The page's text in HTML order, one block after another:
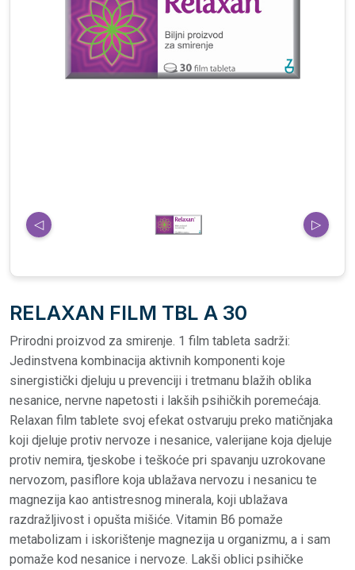
◁ ▷
RELAXAN FILM TBL A 30
Prirodni proizvod za smirenje. 1 film tableta sadrži:
Jedinstvena kombinacija aktivnih komponenti koje
sinergistički djeluju u prevenciji i tretmanu blažih oblika
nesanice, nervne napetosti i lakših psihičkih poremećaja.
Relaxan film tablete svoj efekat ostvaruju preko matičnjaka
koji djeluje protiv nervoze i nesanice, valerijane koja djeluje
protiv nemira, tjeskobe i teškoće pri spavanju uzrokovane
nervozom, pasiflore koja ublažava nervozu i nesanicu te
magnezija kao antistresnog minerala, koji ublažava
razdražljivost i opušta mišiće. Vitamin B6 pomaže
metabolizam i iskorištenje magnezija u organizmu, a i sam
pomaže kod nesanice i nervoze. Lakši oblici psihičke